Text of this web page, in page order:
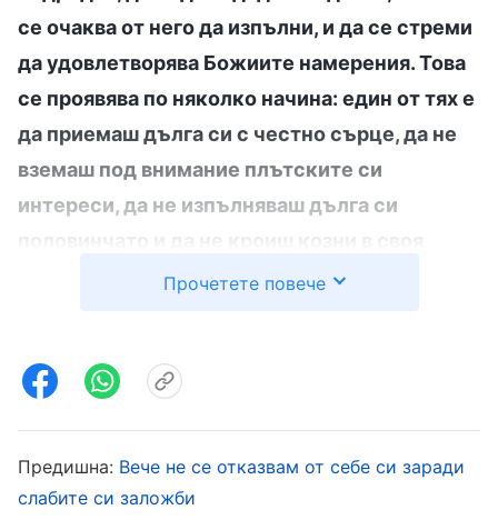
се очаква от него да изпълни, и да се стреми
да удовлетворява Божиите намерения. Това
се проявява по няколко начина: един от тях е
да приемаш дълга си с честно сърце, да не
вземаш под внимание плътските си
интереси, да не изпълняваш дълга си
собствена полза. Ето това са проявления на
дълга си добре, да изпълняваш както трябва
да удовлетвориш Бог. Това са проявленията,
Прочетете повече
Предишна: Вече не се отказвам от себе си заради
слабите си заложби